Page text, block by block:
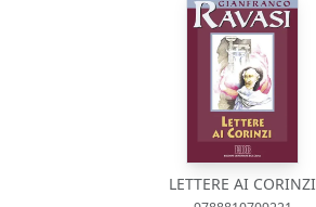
LETTERE AI CORINZI